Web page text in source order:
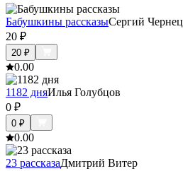
Бабушкины рассказыСергий Чернец
20 ₽
20 ₽
0.00
1182 дняИлья Голубцов
0 ₽
0 ₽
0.00
23 рассказаДмитрий Витер